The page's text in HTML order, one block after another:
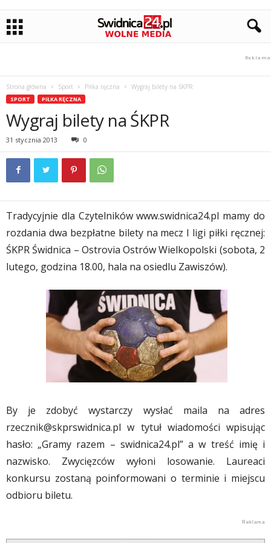
Strona główna Sport Piłka ręczna Wygraj bilety na ŚKPR
SPORT PIŁKA RĘCZNA
Wygraj bilety na ŚKPR
31 stycznia 2013 0
Tradycyjnie dla Czytelników www.swidnica24.pl mamy do
rozdania dwa bezpłatne bilety na mecz I ligi piłki ręcznej:
ŚKPR Świdnica – Ostrovia Ostrów Wielkopolski (sobota, 2
lutego, godzina 18.00, hala na osiedlu Zawiszów).
By je zdobyć wystarczy wysłać maila na adres
rzecznik@skprswidnica.pl w tytuł wiadomości wpisując
hasło: „Gramy razem – swidnica24.pl” a w treść imię i
nazwisko. Zwycięzców wyłoni losowanie. Laureaci
konkursu zostaną poinformowani o terminie i miejscu
odbioru biletu.